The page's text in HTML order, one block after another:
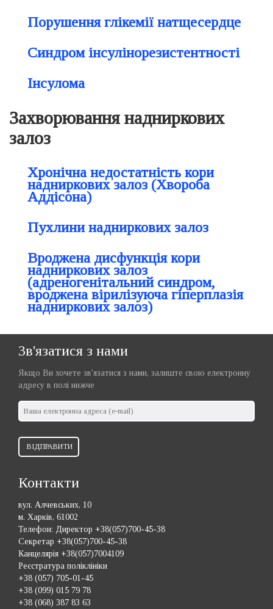
Порушення глікемії натщесердце
Синдром інсулінорезистентності
Інсулома
Захворювання надниркових
залоз
Хронічна недостатність кори
надниркових залоз (Хвороба
Аддісона)
Пухлини надниркових залоз
Вроджена дисфункція кори
надниркових залоз
(адреногенітальний синдром,
вроджена вірилізуюча гіперплазія
надниркових залоз)
Зв'язатися з нами
Якщо Ви хочете зв'язатися з нами, залиште свою електронну
адресу в полі нижче
ВІДПРАВИТИ
Контакти
вул. Алчевських, 10
м. Харків, 61002
Телефон: Директор +38(057)700-45-38
Секретар +38(057)700-45-38
Канцелярія +38(057)7004109
Реєстратура поліклініки
+38 (057) 705-01-45
+38 (099) 015 79 78
+38 (068) 387 83 63